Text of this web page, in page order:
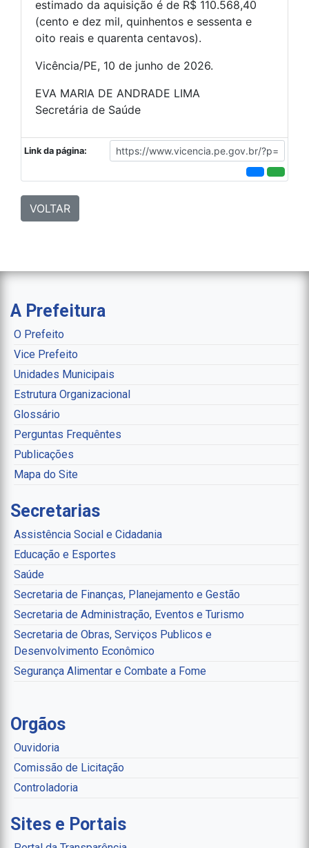
estimado da aquisição é de R$ 110.568,40
(cento e dez mil, quinhentos e sessenta e
oito reais e quarenta centavos).
Vicência/PE, 10 de junho de 2026.
EVA MARIA DE ANDRADE LIMA
Secretária de Saúde
Link da página:
VOLTAR
A Prefeitura
O Prefeito
Vice Prefeito
Unidades Municipais
Estrutura Organizacional
Glossário
Perguntas Frequêntes
Publicações
Mapa do Site
Secretarias
Assistência Social e Cidadania
Educação e Esportes
Saúde
Secretaria de Finanças, Planejamento e Gestão
Secretaria de Administração, Eventos e Turismo
Secretaria de Obras, Serviços Publicos e
Desenvolvimento Econômico
Segurança Alimentar e Combate a Fome
Orgãos
Ouvidoria
Comissão de Licitação
Controladoria
Sites e Portais